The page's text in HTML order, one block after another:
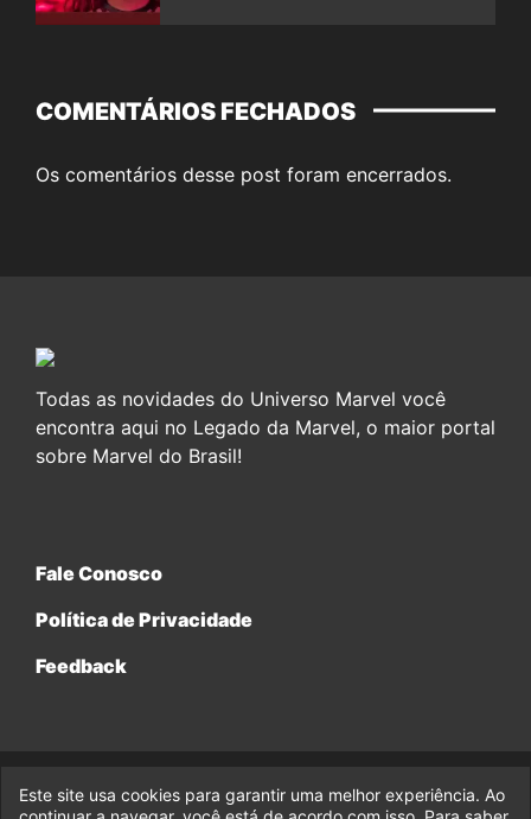
COMENTÁRIOS FECHADOS
Os comentários desse post foram encerrados.
Todas as novidades do Universo Marvel você
encontra aqui no Legado da Marvel, o maior portal
sobre Marvel do Brasil!
Fale Conosco
Política de Privacidade
Feedback
© 2017-2026 Legado da Marvel, uma empresa da Legado
Enterprises.
Este site usa cookies para garantir uma melhor experiência. Ao